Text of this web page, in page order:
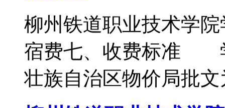
柳州铁道职业技术学
宿费七、收费标准
壮族自治区物价局批